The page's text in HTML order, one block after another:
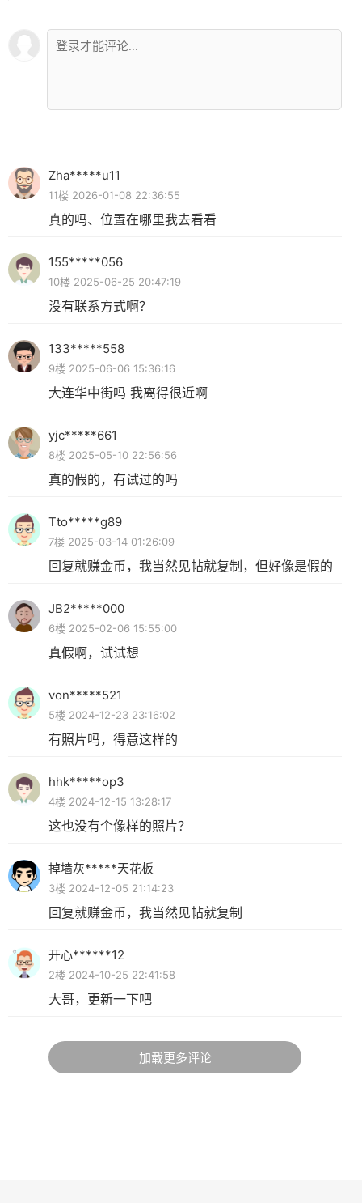
Zha*****u11
11楼 2026-01-08 22:36:55
真的吗、位置在哪里我去看看
155*****056
10楼 2025-06-25 20:47:19
没有联系方式啊？
133*****558
9楼 2025-06-06 15:36:16
大连华中街吗 我离得很近啊
yjc*****661
8楼 2025-05-10 22:56:56
真的假的，有试过的吗
Tto*****g89
7楼 2025-03-14 01:26:09
回复就赚金币，我当然见帖就复制，但好像是假的
JB2*****000
6楼 2025-02-06 15:55:00
真假啊，试试想
von*****521
5楼 2024-12-23 23:16:02
有照片吗，得意这样的
hhk*****op3
4楼 2024-12-15 13:28:17
这也没有个像样的照片？
掉墙灰*****天花板
3楼 2024-12-05 21:14:23
回复就赚金币，我当然见帖就复制
开心******12
2楼 2024-10-25 22:41:58
大哥，更新一下吧
加载更多评论